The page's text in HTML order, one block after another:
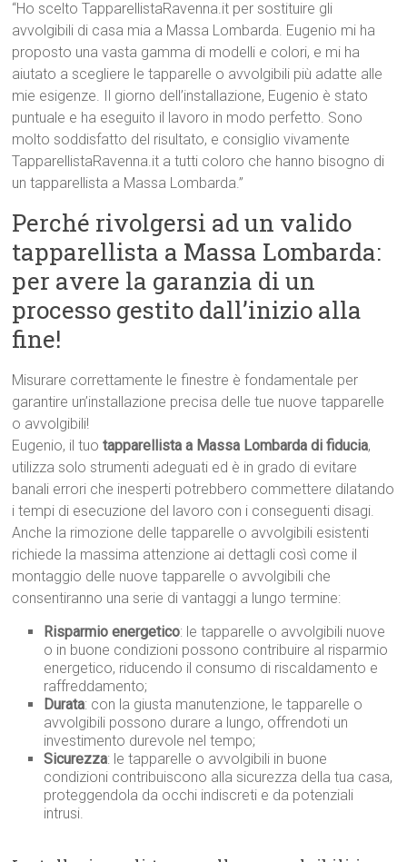
“Ho scelto TapparellistaRavenna.it per sostituire gli
avvolgibili di casa mia a Massa Lombarda. Eugenio mi ha
proposto una vasta gamma di modelli e colori, e mi ha
aiutato a scegliere le tapparelle o avvolgibili più adatte alle
mie esigenze. Il giorno dell’installazione, Eugenio è stato
puntuale e ha eseguito il lavoro in modo perfetto. Sono
molto soddisfatto del risultato, e consiglio vivamente
TapparellistaRavenna.it a tutti coloro che hanno bisogno di
un tapparellista a Massa Lombarda.”
Perché rivolgersi ad un valido
tapparellista a Massa Lombarda:
per avere la garanzia di un
processo gestito dall’inizio alla
fine!
Misurare correttamente le finestre è fondamentale per
garantire un’installazione precisa delle tue nuove tapparelle
o avvolgibili!
Eugenio, il tuotapparellista a Massa Lombarda di fiducia,
utilizza solo strumenti adeguati ed è in grado di evitare
banali errori che inesperti potrebbero commettere dilatando
i tempi di esecuzione del lavoro con i conseguenti disagi.
Anche la rimozione delle tapparelle o avvolgibili esistenti
richiede la massima attenzione ai dettagli così come il
montaggio delle nuove tapparelle o avvolgibili che
consentiranno una serie di vantaggi a lungo termine:
Risparmio energetico: le tapparelle o avvolgibili nuove
o in buone condizioni possono contribuire al risparmio
energetico, riducendo il consumo di riscaldamento e
raffreddamento;
Durata: con la giusta manutenzione, le tapparelle o
avvolgibili possono durare a lungo, offrendoti un
investimento durevole nel tempo;
Sicurezza: le tapparelle o avvolgibili in buone
condizioni contribuiscono alla sicurezza della tua casa,
proteggendola da occhi indiscreti e da potenziali
intrusi.